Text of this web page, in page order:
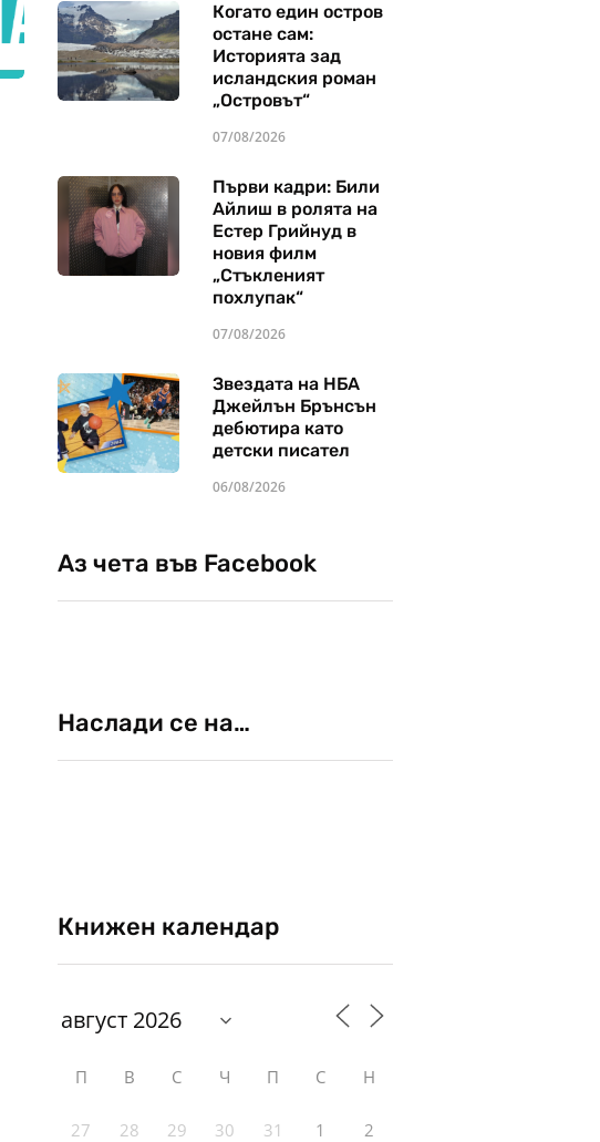
Когато един остров
остане сам:
Историята зад
исландския роман
„Островът“
07/08/2026
Първи кадри: Били
Айлиш в ролята на
Естер Грийнуд в
новия филм
„Стъкленият
похлупак“
07/08/2026
Звездата на НБА
Джейлън Брънсън
дебютира като
детски писател
06/08/2026
Аз чета във Facebook
Наслади се на…
Книжен календар
П В С Ч П С Н
27 28 29 30 31 1 2